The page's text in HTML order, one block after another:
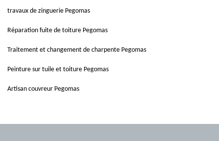
travaux de zinguerie Pegomas
Réparation fuite de toiture Pegomas
Traitement et changement de charpente Pegomas
Peinture sur tuile et toiture Pegomas
Artisan couvreur Pegomas